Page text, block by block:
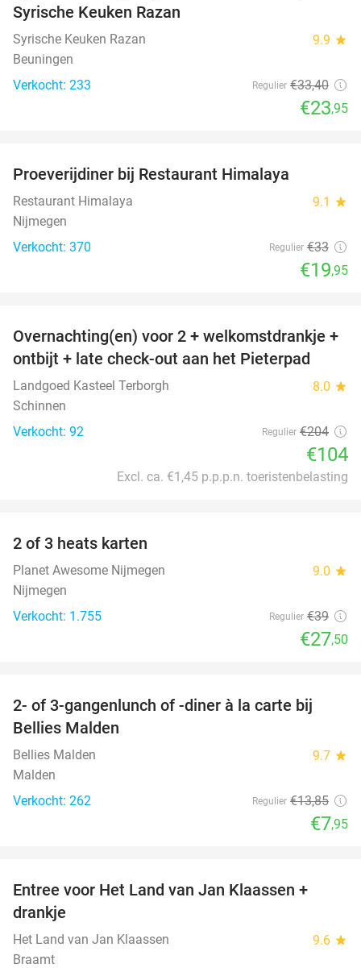
Syrische Keuken Razan
Syrische Keuken Razan 9.9 star
Beuningen
Verkocht: 233
Regulier €33,40
€23,95
Proeverijdiner bij Restaurant Himalaya
Restaurant Himalaya 9.1 star
Nijmegen
Verkocht: 370
Regulier €33
€19,95
49%
Overnachting(en) voor 2 + welkomstdrankje +
ontbijt + late check-out aan het Pieterpad
Landgoed Kasteel Terborgh 8.0 star
Schinnen
Verkocht: 92
Regulier €204
€104
Excl. ca. €1,45 p.p.p.n. toeristenbelasting
2 of 3 heats karten
Planet Awesome Nijmegen 9.0 star
Nijmegen
Verkocht: 1.755
Regulier €39
€27,50
43%
2- of 3-gangenlunch of -diner à la carte bij
Bellies Malden
Bellies Malden 9.7 star
Malden
Verkocht: 262
Regulier €13,85
€7,95
Entree voor Het Land van Jan Klaassen +
drankje
Het Land van Jan Klaassen 9.6 star
Braamt